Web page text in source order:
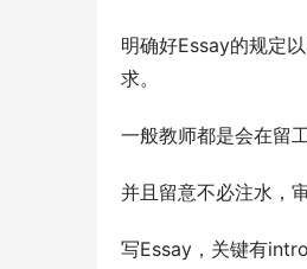
明确好Essay的规定
求。
一般教师都是会在留
并且留意不必注水，
写Essay，关键有